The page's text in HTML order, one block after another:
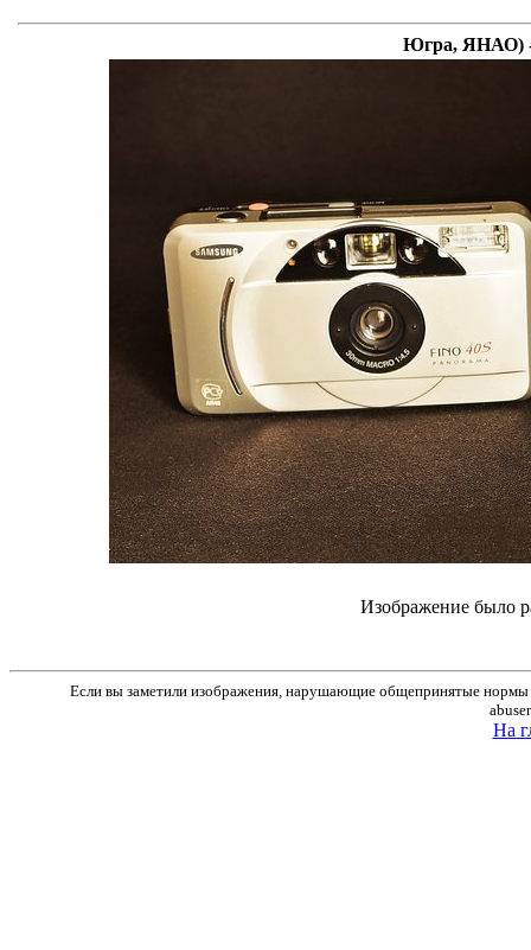
Югра, ЯНАО) -
Изображение было
Если вы заметили изображения, нарушающие общепринятые нормы
На